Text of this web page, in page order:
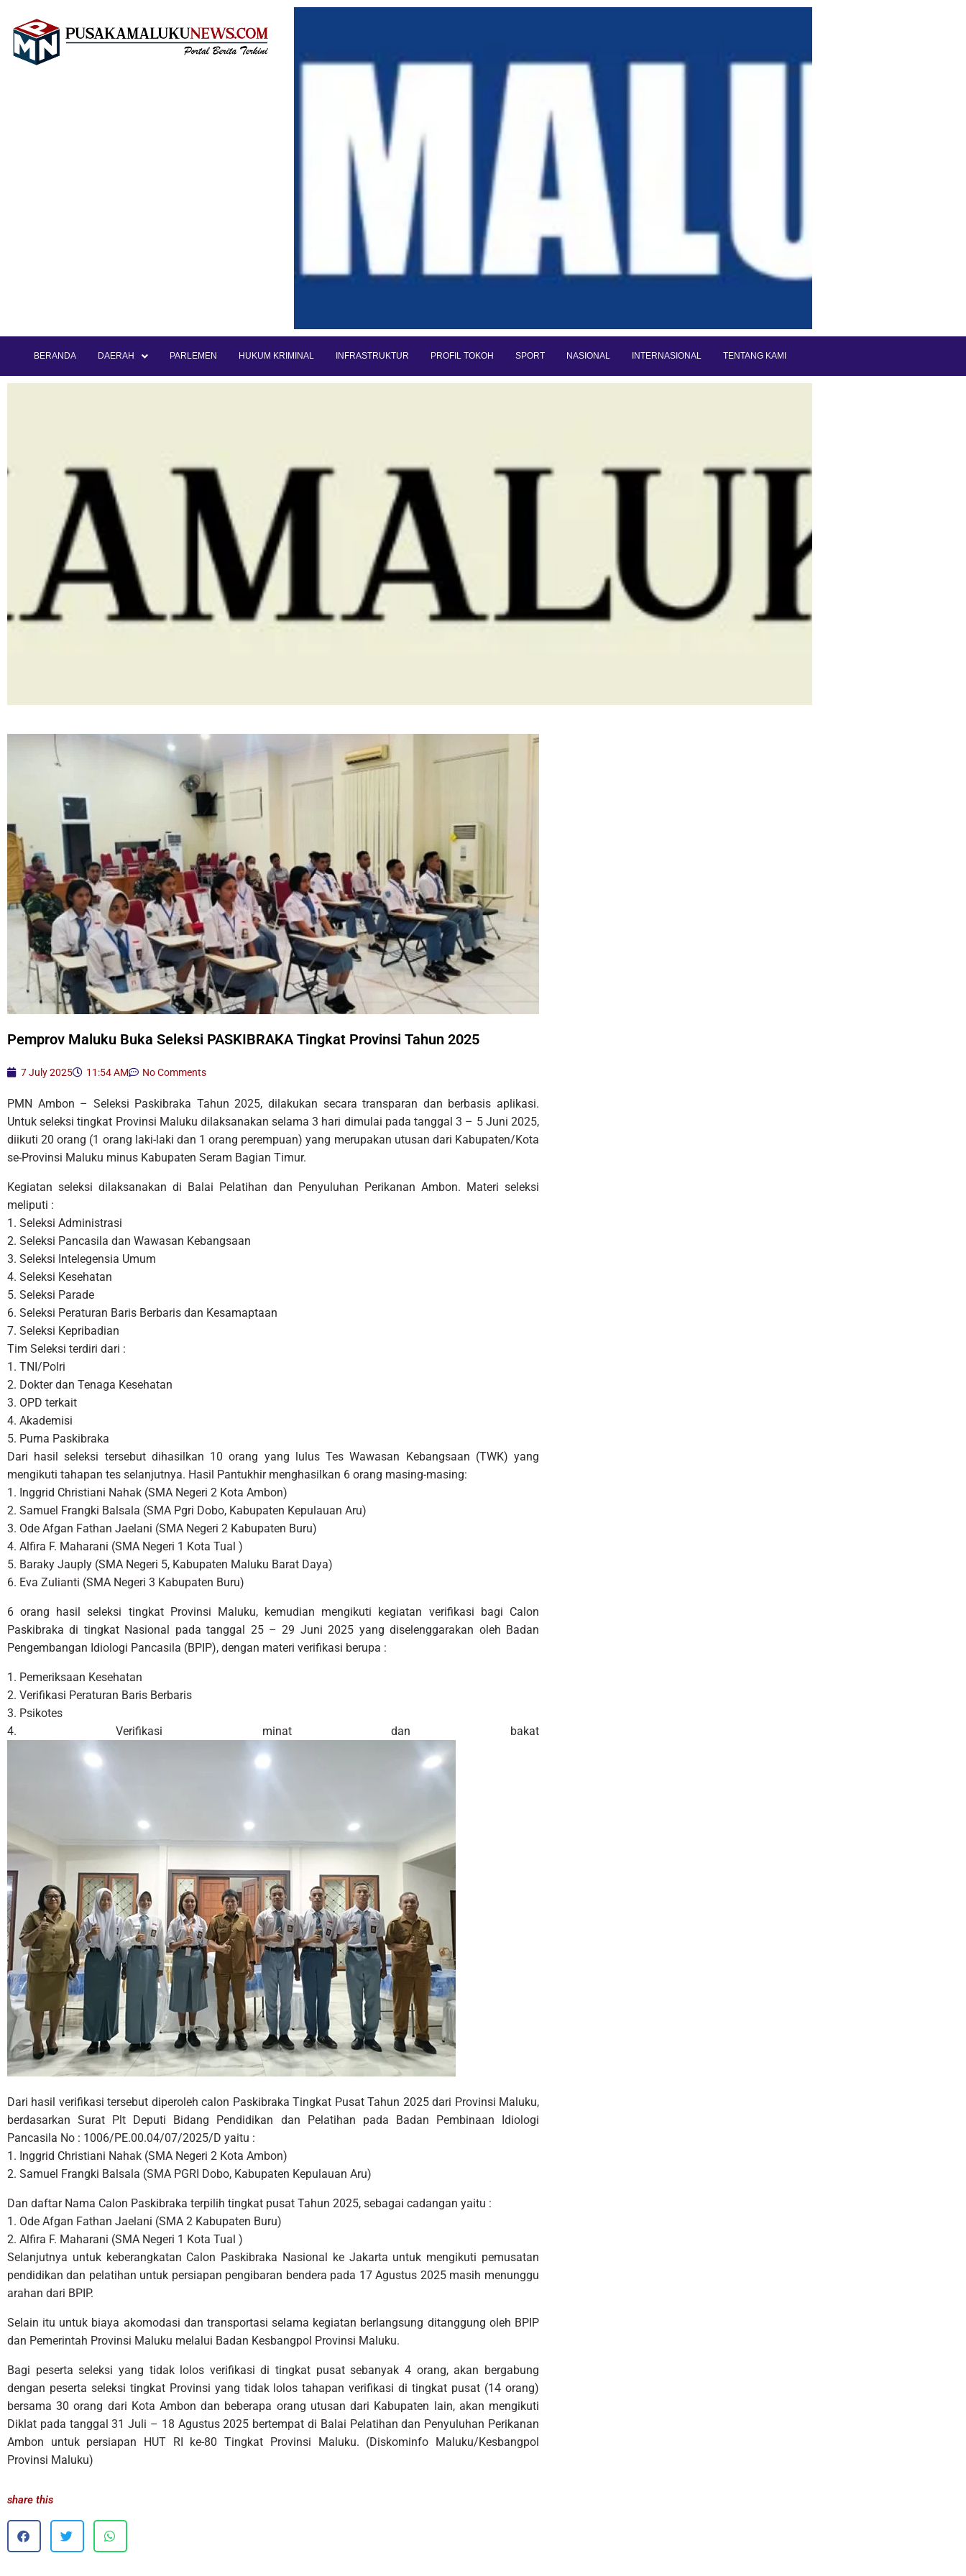
BERANDA DAERAH PARLEMEN HUKUM KRIMINAL INFRASTRUKTUR PROFIL TOKOH SPORT NASIONAL INTERNASIONAL TENTANG KAMI
Pemprov Maluku Buka Seleksi PASKIBRAKA Tingkat Provinsi Tahun 2025
7 July 2025 11:54 AM No Comments
PMN Ambon – Seleksi Paskibraka Tahun 2025, dilakukan secara transparan dan berbasis aplikasi.
Untuk seleksi tingkat Provinsi Maluku dilaksanakan selama 3 hari dimulai pada tanggal 3 – 5 Juni 2025,
diikuti 20 orang (1 orang laki-laki dan 1 orang perempuan) yang merupakan utusan dari Kabupaten/Kota
se-Provinsi Maluku minus Kabupaten Seram Bagian Timur.
Kegiatan seleksi dilaksanakan di Balai Pelatihan dan Penyuluhan Perikanan Ambon. Materi seleksi
meliputi :
1. Seleksi Administrasi
2. Seleksi Pancasila dan Wawasan Kebangsaan
3. Seleksi Intelegensia Umum
4. Seleksi Kesehatan
5. Seleksi Parade
6. Seleksi Peraturan Baris Berbaris dan Kesamaptaan
7. Seleksi Kepribadian
Tim Seleksi terdiri dari :
1. TNI/Polri
2. Dokter dan Tenaga Kesehatan
3. OPD terkait
4. Akademisi
5. Purna Paskibraka
Dari hasil seleksi tersebut dihasilkan 10 orang yang lulus Tes Wawasan Kebangsaan (TWK) yang
mengikuti tahapan tes selanjutnya. Hasil Pantukhir menghasilkan 6 orang masing-masing:
1. Inggrid Christiani Nahak (SMA Negeri 2 Kota Ambon)
2. Samuel Frangki Balsala (SMA Pgri Dobo, Kabupaten Kepulauan Aru)
3. Ode Afgan Fathan Jaelani (SMA Negeri 2 Kabupaten Buru)
4. Alfira F. Maharani (SMA Negeri 1 Kota Tual )
5. Baraky Jauply (SMA Negeri 5, Kabupaten Maluku Barat Daya)
6. Eva Zulianti (SMA Negeri 3 Kabupaten Buru)
6 orang hasil seleksi tingkat Provinsi Maluku, kemudian mengikuti kegiatan verifikasi bagi Calon
Paskibraka di tingkat Nasional pada tanggal 25 – 29 Juni 2025 yang diselenggarakan oleh Badan
Pengembangan Idiologi Pancasila (BPIP), dengan materi verifikasi berupa :
1. Pemeriksaan Kesehatan
2. Verifikasi Peraturan Baris Berbaris
3. Psikotes
4. Verifikasi minat dan bakat
Dari hasil verifikasi tersebut diperoleh calon Paskibraka Tingkat Pusat Tahun 2025 dari Provinsi Maluku,
berdasarkan Surat Plt Deputi Bidang Pendidikan dan Pelatihan pada Badan Pembinaan Idiologi
Pancasila No : 1006/PE.00.04/07/2025/D yaitu :
1. Inggrid Christiani Nahak (SMA Negeri 2 Kota Ambon)
2. Samuel Frangki Balsala (SMA PGRI Dobo, Kabupaten Kepulauan Aru)
Dan daftar Nama Calon Paskibraka terpilih tingkat pusat Tahun 2025, sebagai cadangan yaitu :
1. Ode Afgan Fathan Jaelani (SMA 2 Kabupaten Buru)
2. Alfira F. Maharani (SMA Negeri 1 Kota Tual )
Selanjutnya untuk keberangkatan Calon Paskibraka Nasional ke Jakarta untuk mengikuti pemusatan
pendidikan dan pelatihan untuk persiapan pengibaran bendera pada 17 Agustus 2025 masih menunggu
arahan dari BPIP.
Selain itu untuk biaya akomodasi dan transportasi selama kegiatan berlangsung ditanggung oleh BPIP
dan Pemerintah Provinsi Maluku melalui Badan Kesbangpol Provinsi Maluku.
Bagi peserta seleksi yang tidak lolos verifikasi di tingkat pusat sebanyak 4 orang, akan bergabung
dengan peserta seleksi tingkat Provinsi yang tidak lolos tahapan verifikasi di tingkat pusat (14 orang)
bersama 30 orang dari Kota Ambon dan beberapa orang utusan dari Kabupaten lain, akan mengikuti
Diklat pada tanggal 31 Juli – 18 Agustus 2025 bertempat di Balai Pelatihan dan Penyuluhan Perikanan
Ambon untuk persiapan HUT RI ke-80 Tingkat Provinsi Maluku. (Diskominfo Maluku/Kesbangpol
Provinsi Maluku)
share this